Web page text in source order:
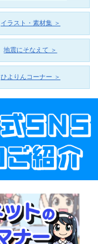
イラスト・素材集 ＞
地震にそなえて ＞
ひよりんコーナー ＞